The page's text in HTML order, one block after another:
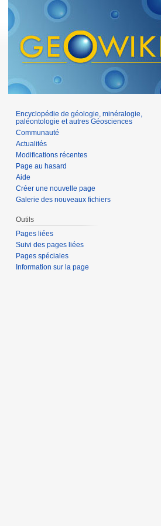
Encyclopédie de géologie, minéralogie,
paléontologie et autres Géosciences
Communauté
Actualités
Modifications récentes
Page au hasard
Aide
Créer une nouvelle page
Galerie des nouveaux fichiers
Outils
Pages liées
Suivi des pages liées
Pages spéciales
Information sur la page